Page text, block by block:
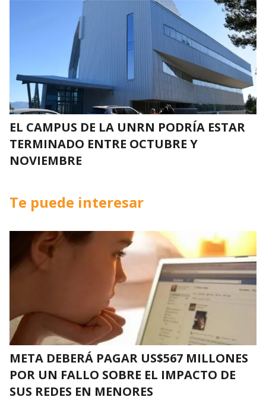
EL CAMPUS DE LA UNRN PODRÍA ESTAR
TERMINADO ENTRE OCTUBRE Y
NOVIEMBRE
Te puede interesar
META DEBERÁ PAGAR US$567 MILLONES
POR UN FALLO SOBRE EL IMPACTO DE
SUS REDES EN MENORES